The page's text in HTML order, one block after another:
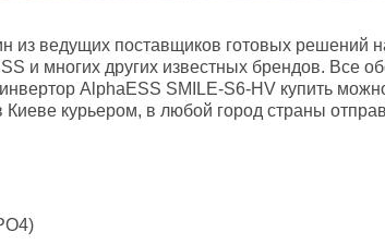
из ведущих поставщиков готовых решений
и многих других известных брендов. Все
AlphaESS SMILE-S6-HV купить
Киеве курьером, в любой город страны